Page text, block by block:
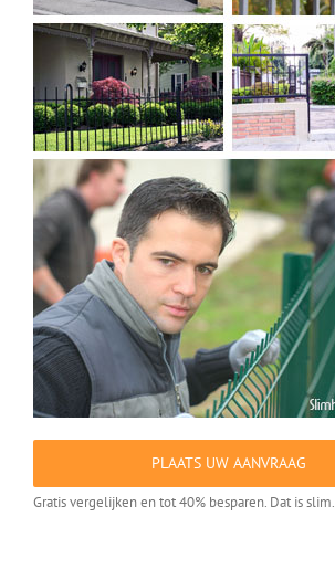
PLAATS UW AANVRAAG
Gratis vergelijken en tot 40% besparen. Dat is slim.